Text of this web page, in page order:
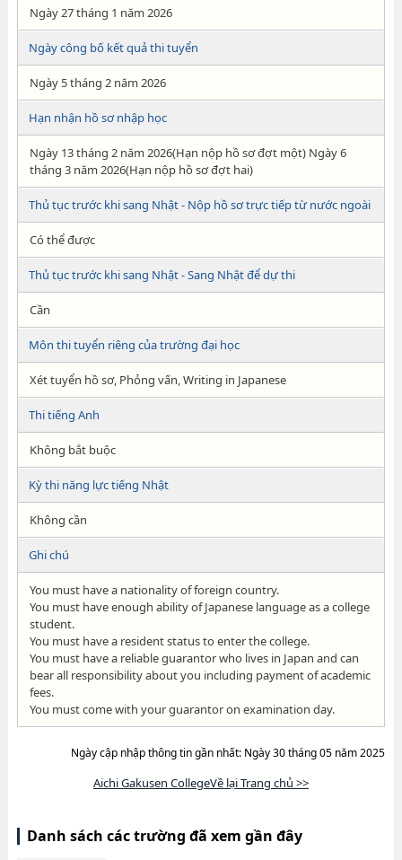
Ngày 27 tháng 1 năm 2026
Ngày công bố kết quả thi tuyển
Ngày 5 tháng 2 năm 2026
Hạn nhận hồ sơ nhập học
Ngày 13 tháng 2 năm 2026(Hạn nộp hồ sơ đợt một) Ngày 6
tháng 3 năm 2026(Hạn nộp hồ sơ đợt hai)
Thủ tục trước khi sang Nhật - Nộp hồ sơ trực tiếp từ nước ngoài
Có thể được
Thủ tục trước khi sang Nhật - Sang Nhật để dự thi
Cần
Môn thi tuyển riêng của trường đại học
Xét tuyển hồ sơ, Phỏng vấn, Writing in Japanese
Thi tiếng Anh
Không bắt buộc
Kỳ thi năng lực tiếng Nhật
Không cần
Ghi chú
You must have a nationality of foreign country.
You must have enough ability of Japanese language as a college
student.
You must have a resident status to enter the college.
You must have a reliable guarantor who lives in Japan and can
bear all responsibility about you including payment of academic
fees.
You must come with your guarantor on examination day.
Ngày cập nhập thông tin gần nhất: Ngày 30 tháng 05 năm 2025
Aichi Gakusen CollegeVề lại Trang chủ >>
Danh sách các trường đã xem gần đây